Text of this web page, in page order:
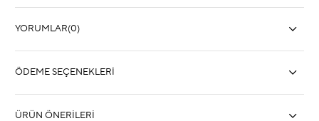
YORUMLAR(0)
ÖDEME SEÇENEKLERI
ÜRÜN ÖNERILERI